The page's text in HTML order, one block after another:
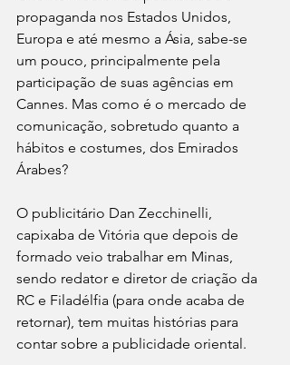
propaganda nos Estados Unidos,
Europa e até mesmo a Ásia, sabe-se
um pouco, principalmente pela
participação de suas agências em
Cannes. Mas como é o mercado de
comunicação, sobretudo quanto a
hábitos e costumes, dos Emirados
Árabes?
O publicitário Dan Zecchinelli,
capixaba de Vitória que depois de
formado veio trabalhar em Minas,
sendo redator e diretor de criação da
RC e Filadélfia (para onde acaba de
retornar), tem muitas histórias para
contar sobre a publicidade oriental.